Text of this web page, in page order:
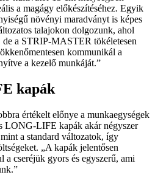
a magágy előkészítéséhez. Egyik
növényi maradványt is képes
talajokon dolgozunk, ahol
a STRIP-MASTER tökéletesen
kommunikál a
a kezelő munkáját.”
kapák
értékelt előnye a munkaegységek
LONG-LIFE kapák akár négyszer
a standard változatok, így
„A kapák jelentősen
a cseréjük gyors és egyszerű, ami